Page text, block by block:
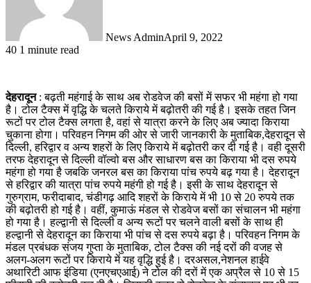
News AdminApril 9, 2022
40 1 minute read
देहरादून : बढ़ती महंगाई के साथ अब रोडवेज की बसों में सफर भी महंगा हो गया
है। टोल टैक्स में वृद्धि के चलते किराये में बढ़ोतरी की गई है। इसके तहत जिन
रूटों पर टोल टैक्स लगता है, वहां से यात्रा करने के लिए अब ज्यादा किराया
चुकाना होगा। परिवहन निगम की ओर से जारी जानकारी के मुताबिक,देहरादून से
दिल्ली, हरिद्वार व अन्य शहरों के लिए किराये में बढ़ोतरी कर दी गई है। वही दूसरी
तरफ देहरादून से दिल्ली वॉल्वो बस और साधारण बस का किराया भी दस रुपये
महंगा हो गया है जबकि जनरल बस का किराया पांच रुपये बढ़ गया है। देहरादून
से हरिद्वार की यात्रा पांच रुपये महंगी हो गई है। इसी के साथ देहरादून से
गुरुग्राम, फरीदाबाद, चंडीगढ़ आदि शहरों के किराये में भी 10 से 20 रुपये तक
की बढ़ोतरी हो गई है। वहीं, कुमाऊं मंडल से रोडवेज बसों का संचालन भी महंगा
हो गया है। हल्द्वानी से दिल्ली व अन्य रूटों पर चलने वाली बसों के साथ ही
हल्द्वानी से देहरादून का किराया भी पांच से दस रुपये बढ़ा है। परिवहन निगम के
मंडल प्रबंधक संजय गुप्ता के मुताबिक, टोल टैक्स की नई दरों की वजह से
अलग-अलग रूटों पर किराये में यह वृद्धि हुई है। दरअसल,नेशनल हाईवे
अथारिटी आफ इंडिया (एनएचएआई) ने टोल की दरों में एक अप्रैल से 10 से 15